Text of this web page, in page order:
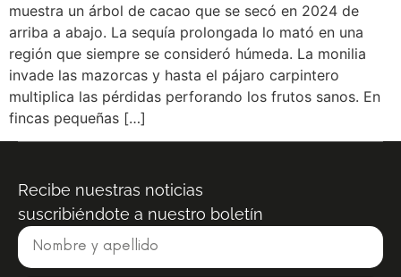
muestra un árbol de cacao que se secó en 2024 de
arriba a abajo. La sequía prolongada lo mató en una
región que siempre se consideró húmeda. La monilia
invade las mazorcas y hasta el pájaro carpintero
multiplica las pérdidas perforando los frutos sanos. En
fincas pequeñas […]
Recibe nuestras noticias
suscribiéndote a nuestro boletín